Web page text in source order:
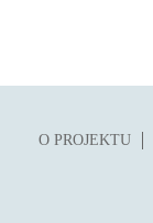
O PROJEKTU